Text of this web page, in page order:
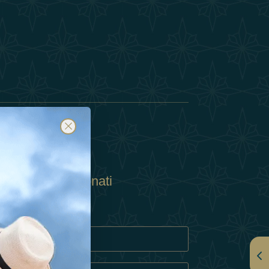
Privacy
Abbonati